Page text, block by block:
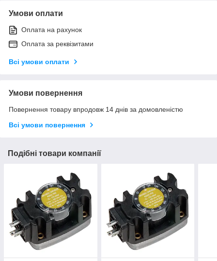
Умови оплати
Оплата на рахунок
Оплата за реквізитами
Всі умови оплати
Умови повернення
Повернення товару впродовж 14 днів за домовленістю
Всі умови повернення
Подібні товари компанії